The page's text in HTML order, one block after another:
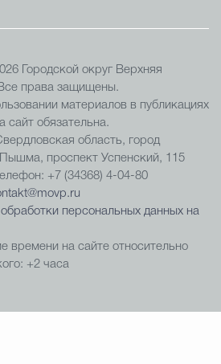
Городской округ Верхняя
права защищены.
материалов в публикациях
сайт обязательна.
область, город
проспект Успенский, 115
+7 (34368) 4-04-80
обработки персональных данных на
времени на сайте относительно
+2 часа